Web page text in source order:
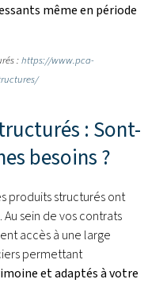
même en période
:https://www.pca-
: Sont-
besoins ?
produits structurés ont
sein de vos contrats
accès à une large
permettant
et adaptés à votre